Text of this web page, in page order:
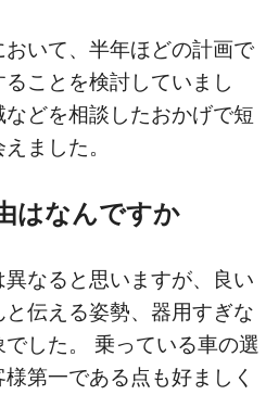
いて、半年ほどの計画で
ことを検討していまし
どを相談したおかげで短
ました。
はなんですか
なると思いますが、良い
伝える姿勢、器用すぎな
した。 乗っている車の選
第一である点も好ましく